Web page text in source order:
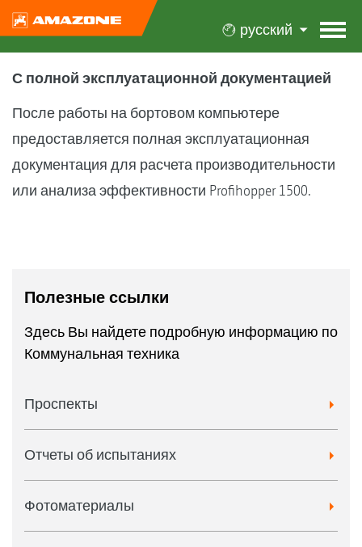
русский
С полной эксплуатационной документацией
После работы на бортовом компьютере
предоставляется полная эксплуатационная
документация для расчета производительности
или анализа эффективности Profihopper 1500.
Полезные ссылки
Здесь Вы найдете подробную информацию по
Коммунальная техника
Проспекты
Отчеты об испытаниях
Фотоматериалы